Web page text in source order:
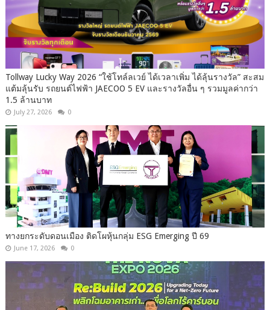
Tollway Lucky Way 2026 “ใช้โทล์ลเวย์ ได้เวลาเพิ่ม ได้ลุ้นรางวัล” สะสม
แต้มลุ้นรับ รถยนต์ไฟฟ้า JAECOO 5 EV และรางวัลอื่น ๆ รวมมูลค่ากว่า
1.5 ล้านบาท
July 27, 2026 0
ทางยกระดับดอนเมือง ติดโผหุ้นกลุ่ม ESG Emerging ปี 69
June 17, 2026 0